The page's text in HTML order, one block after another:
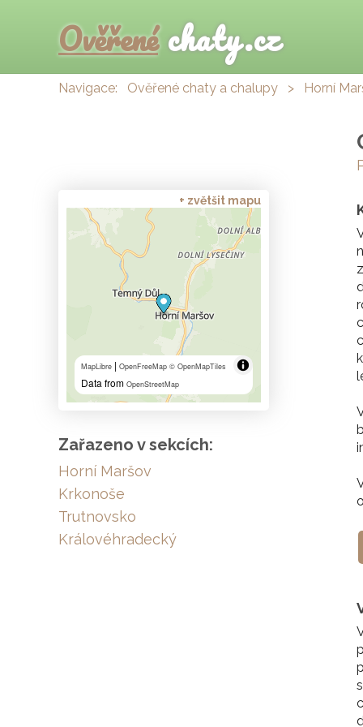
Ověřenéchaty.cz
Navigace: Ověřené chaty a chalupy > Horní
+ zvětšit mapu
MapLibre | OpenFreeMap © OpenMapTiles
Data from OpenStreetMap
Zařazeno v sekcích:
Horní Maršov
Krkonoše
Trutnovsko
Královéhradecký